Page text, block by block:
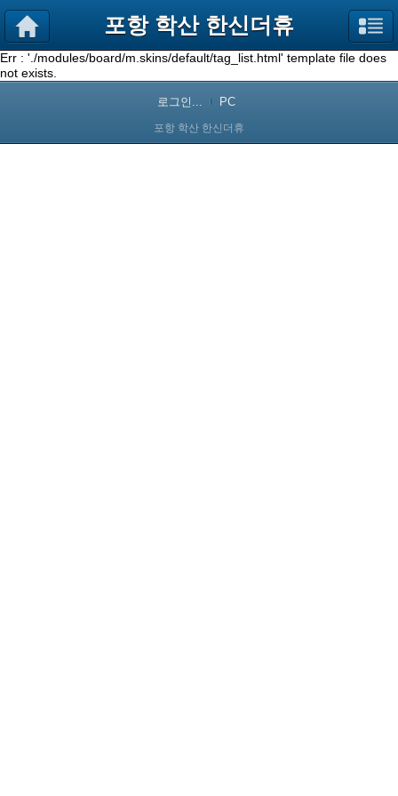
포항 학산 한신더휴
Err : './modules/board/m.skins/default/tag_list.html' template file does
not exists.
로그인... PC
포항 학산 한신더휴